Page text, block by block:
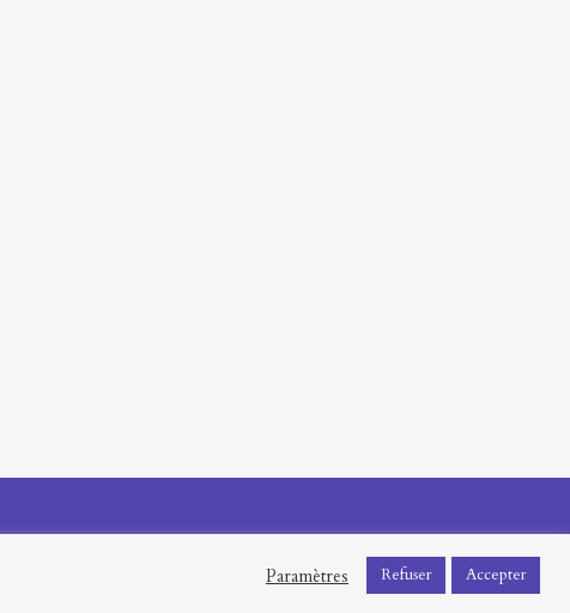
Paramètres Refuser Accepter